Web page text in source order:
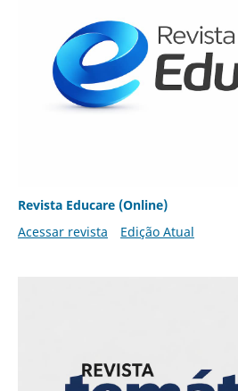
Revista Educare (Online)
Acessar revista
Edição Atual